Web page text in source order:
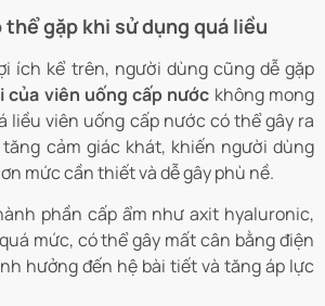
thể gặp khi sử dụng quá liều
ích kể trên, người dùng cũng dễ gặp
của viên uống cấp nước không mong
liều viên uống cấp nước có thể gây ra
cảm giác khát, khiến người dùng
mức cần thiết và dễ gây phù nề.
phần cấp ẩm như axit hyaluronic,
mức, có thể gây mất cân bằng điện
hưởng đến hệ bài tiết và tăng áp lực